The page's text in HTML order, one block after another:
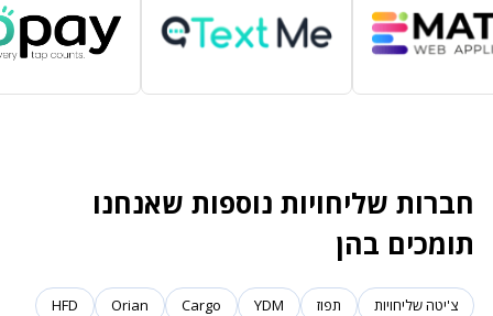
חברות שליחויות נוספות שאנחנו
תומכים בהן
צ'יטה שליחויות תפוז YDM
Cargo
Orian
HFD